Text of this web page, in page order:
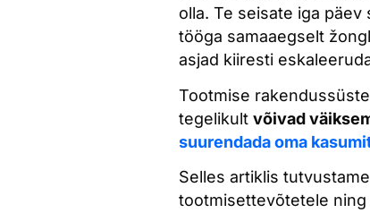
olla. Te seisate iga
tööga samaaegselt
asjad kiiresti
Tootmise
tegelikult võivad
suurendada oma
Selles artiklis
tootmisettevõtetele